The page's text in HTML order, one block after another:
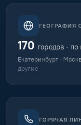
ГЕОГРАФИЯ
170 городов ·
Екатеринбург ·
другие
ГОРЯЧАЯ